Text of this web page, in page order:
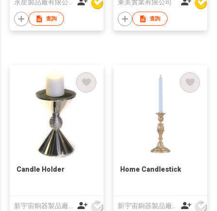
查詢
東美實業有限公司
查詢
Candle Holder
新宇宙銅器製品廠有限公司
Home Candlestick
新宇宙銅器製品廠有限公司